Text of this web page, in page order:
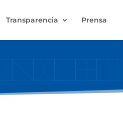
Transparencia Prensa